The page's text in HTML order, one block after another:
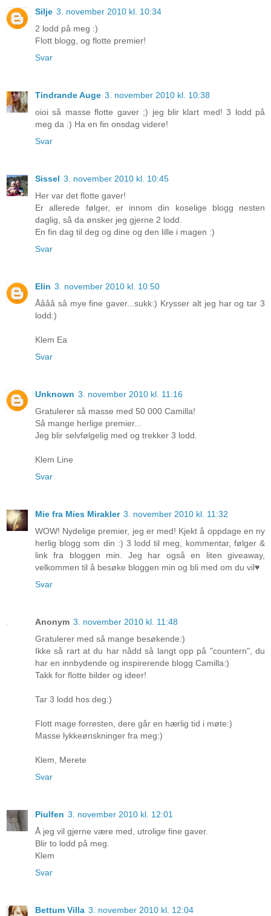
Silje 3. november 2010 kl. 10:34
2 lodd på meg :)
Flott blogg, og flotte premier!
Svar
Tindrande Auge 3. november 2010 kl. 10:38
oioi så masse flotte gaver ;) jeg blir klart med! 3 lodd på
meg da :) Ha en fin onsdag videre!
Svar
Sissel 3. november 2010 kl. 10:45
Her var det flotte gaver!
Er allerede følger, er innom din koselige blogg nesten
daglig, så da ønsker jeg gjerne 2 lodd.
En fin dag til deg og dine og den lille i magen :)
Svar
Elin 3. november 2010 kl. 10:50
Åååå så mye fine gaver...sukk:) Krysser alt jeg har og tar 3
lodd:)
Klem Ea
Svar
Unknown 3. november 2010 kl. 11:16
Gratulerer så masse med 50 000 Camilla!
Så mange herlige premier...
Jeg blir selvfølgelig med og trekker 3 lodd.
Klem Line
Svar
Mie fra Mies Mirakler 3. november 2010 kl. 11:32
WOW! Nydelige premier, jeg er med! Kjekt å oppdage en ny
herlig blogg som din :) 3 lodd til meg, kommentar, følger &
link fra bloggen min. Jeg har også en liten giveaway,
velkommen til å besøke bloggen min og bli med om du vil♥
Svar
Anonym 3. november 2010 kl. 11:48
Gratulerer med så mange besøkende:)
Ikke så rart at du har nådd så langt opp på "countern", du
har en innbydende og inspirerende blogg Camilla:)
Takk for flotte bilder og ideer!
Tar 3 lodd hos deg:)
Flott mage forresten, dere går en hærlig tid i møte:)
Masse lykkeønskninger fra meg:)
Klem, Merete
Svar
Piulfen 3. november 2010 kl. 12:01
Å jeg vil gjerne være med, utrolige fine gaver.
Blir to lodd på meg.
Klem
Svar
Bettum Villa 3. november 2010 kl. 12:04